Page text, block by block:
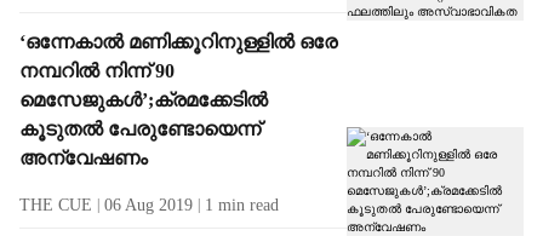
‘ഒന്നേകാല്‍ മണിക്കൂറിനുള്ളില്‍ ഒരേ
നമ്പറില്‍ നിന്ന് 90
മെസേജുകള്‍’;ക്രമക്കേടില്‍
കൂടുതല്‍ പേരുണ്ടോയെന്ന്
അന്വേഷണം
THE CUE 06 Aug 2019 1 min read